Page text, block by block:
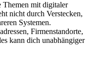
Themen mit digitaler
nicht durch Verstecken,
Systemen.
Firmenstandorte,
kann dich unabhängiger